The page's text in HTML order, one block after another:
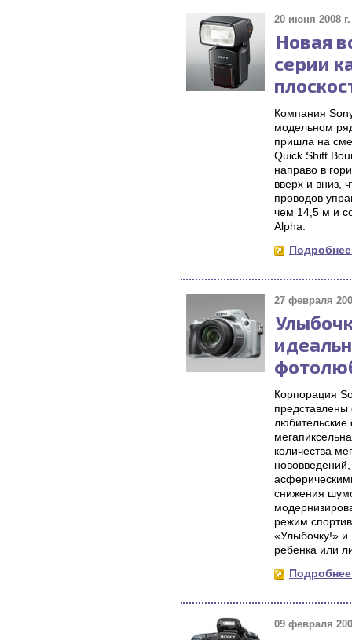
20 июня 2008 г.
Новая
серии
Компания
модельном
пришла на
Quick Shift
направо в
вверх и вниз,
проводов
чем 14,5 м и
Alpha.
27 февраля
Корпорация
количества
снижения
режим
«Улыбочку!»
ребенка или
09 февраля